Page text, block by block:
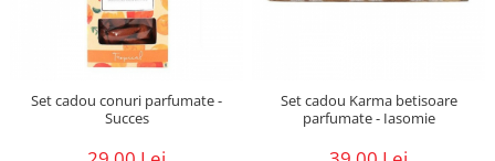
Set cadou conuri parfumate -
Succes
Set cadou Karma betisoare
parfumate - Iasomie